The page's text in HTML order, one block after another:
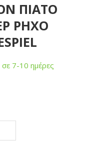
ΠΙΑΤΟ
ΡΗΧΟ
7-10 ημέρες